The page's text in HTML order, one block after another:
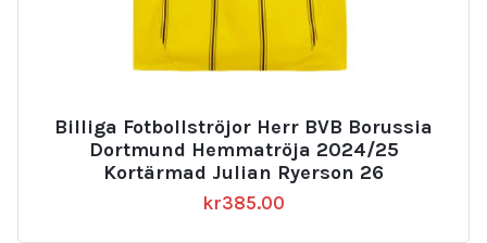
Billiga Fotbollströjor Herr BVB Borussia
Dortmund Hemmatröja 2024/25
Kortärmad Julian Ryerson 26
kr385.00